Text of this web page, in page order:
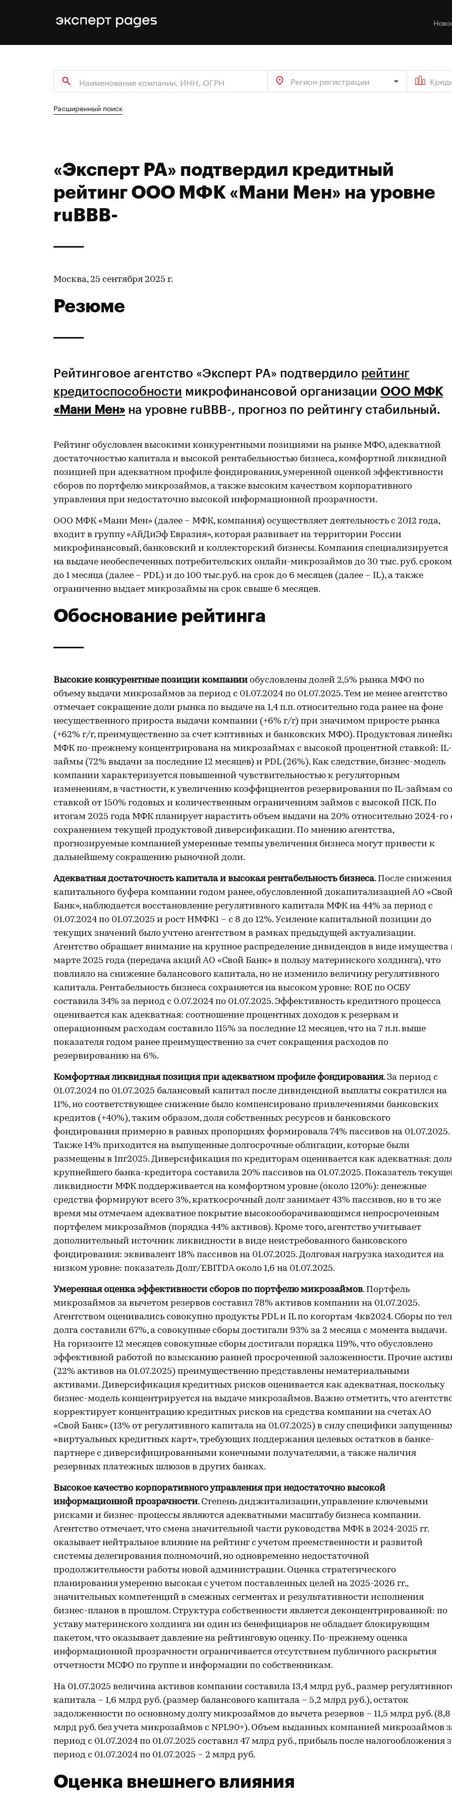
Регион регистрации
Расширенный поиск
«Эксперт РА» подтвердил кредитный
рейтинг ООО МФК «Мани Мен» на уровне
ruBBB-
Москва, 25 сентября 2025 г.
Резюме
Рейтинговое агентство «Эксперт РА» подтвердило рейтинг
кредитоспособности микрофинансовой организации ООО МФК
«Мани Мен» на уровне ruBBB-, прогноз по рейтингу стабильный.
Рейтинг обусловлен высокими конкурентными позициями на рынке МФО, адекватной
достаточностью капитала и высокой рентабельностью бизнеса, комфортной ликвидной
позицией при адекватном профиле фондирования, умеренной оценкой эффективности
сборов по портфелю микрозаймов, а также высоким качеством корпоративного
управления при недостаточно высокой информационной прозрачности.
ООО МФК «Мани Мен» (далее – МФК, компания) осуществляет деятельность с 2012 года,
входит в группу «АйДиЭф Евразия», которая развивает на территории России
микрофинансовый, банковский и коллекторский бизнесы. Компания специализируется
на выдаче необеспеченных потребительских онлайн-микрозаймов до 30 тыс. руб. сроком
до 1 месяца (далее – PDL) и до 100 тыс.руб. на срок до 6 месяцев (далее – IL), а также
ограниченно выдает микрозаймы на срок свыше 6 месяцев.
Обоснование рейтинга
Высокие конкурентные позиции компании обусловлены долей 2,5% рынка МФО по
объему выдачи микрозаймов за период с 01.07.2024 по 01.07.2025. Тем не менее агентство
отмечает сокращение доли рынка по выдаче на 1,4 п.п. относительно года ранее на фоне
несущественного прироста выдачи компании (+6% г/г) при значимом приросте рынка
(+62% г/г, преимущественно за счет кэптивных и банковских МФО). Продуктовая
МФК по-прежнему концентрирована на микрозаймах с высокой процентной ставкой: IL-
займы (72% выдачи за последние 12 месяцев) и PDL (26%). Как следствие, бизнес-модель
компании характеризуется повышенной чувствительностью к регуляторным
изменениям, в частности, к увеличению коэффициентов резервирования по IL-займам со
ставкой от 150% годовых и количественным ограничениям займов с высокой ПСК. По
итогам 2025 года МФК планирует нарастить объем выдачи на 20% относительно 2024-го
сохранением текущей продуктовой диверсификации. По мнению агентства,
прогнозируемые компанией умеренные темпы увеличения бизнеса могут привести к
дальнейшему сокращению рыночной доли.
Адекватная достаточность капитала и высокая рентабельность бизнеса. После снижения
капитального буфера компании годом ранее, обусловленной докапитализацией АО
Банк», наблюдается восстановление регулятивного капитала МФК на 44% за период с
01.07.2024 по 01.07.2025 и рост НМФК1 – с 8 до 12%. Усиление капитальной позиции до
текущих значений было учтено агентством в рамках предыдущей актуализации.
Агентство обращает внимание на крупное распределение дивидендов в виде имущества
марте 2025 года (передача акций АО «Свой Банк» в пользу материнского холдинга), что
повлияло на снижение балансового капитала, но не изменило величину регулятивного
капитала. Рентабельность бизнеса сохраняется на высоком уровне: ROE по ОСБУ
составила 34% за период с 0.07.2024 по 01.07.2025. Эффективность кредитного процесса
оценивается как адекватная: соотношение процентных доходов к резервам и
операционным расходам составило 115% за последние 12 месяцев, что на 7 п.п. выше
показателя годом ранее преимущественно за счет сокращения расходов по
резервированию на 6%.
Комфортная ликвидная позиция при адекватном профиле фондирования. За период с
01.07.2024 по 01.07.2025 балансовый капитал после дивидендной выплаты сократился на
11%, но соответствующее снижение было компенсировано привлечениями банковских
кредитов (+40%), таким образом, доля собственных ресурсов и банковского
фондирования примерно в равных пропорциях формировала 74% пассивов на 01.07.2025.
Также 14% приходится на выпущенные долгосрочные облигации, которые были
размещены в 1пг2025. Диверсификация по кредиторам оценивается как адекватная:
крупнейшего банка-кредитора составила 20% пассивов на 01.07.2025. Показатель
ликвидности МФК поддерживается на комфортном уровне (около 120%): денежные
средства формируют всего 3%, краткосрочный долг занимает 43% пассивов, но в то же
время мы отмечаем адекватное покрытие высокооборачивающимся непросроченным
портфелем микрозаймов (порядка 44% активов). Кроме того, агентство учитывает
дополнительный источник ликвидности в виде неистребованного банковского
фондирования: эквивалент 18% пассивов на 01.07.2025. Долговая нагрузка находится на
низком уровне: показатель Долг/EBITDA около 1,6 на 01.07.2025.
Умеренная оценка эффективности сборов по портфелю микрозаймов. Портфель
микрозаймов за вычетом резервов составил 78% активов компании на 01.07.2025.
Агентством оценивались совокупно продукты PDL и IL по когортам 4кв2024. Сборы по
долга составили 67%, а совокупные сборы достигали 93% за 2 месяца с момента выдачи.
На горизонте 12 месяцев совокупные сборы достигали порядка 119%, что обусловлено
эффективной работой по взысканию ранней просроченной заложенности. Прочие
(22% активов на 01.07.2025) преимущественно представлены нематериальными
активами. Диверсификация кредитных рисков оценивается как адекватная, поскольку
бизнес-модель концентрируется на выдаче микрозаймов. Важно отметить, что
корректирует концентрацию кредитных рисков на средства компании на счетах АО
«Свой Банк» (13% от регулятивного капитала на 01.07.2025) в силу специфики
«виртуальных кредитных карт», требующих поддержания целевых остатков в банке-
партнере с диверсифицированными конечными получателями, а также наличия
резервных платежных шлюзов в других банках.
Высокое качество корпоративного управления при недостаточно высокой
информационной прозрачности. Степень диджитализации, управление ключевыми
рисками и бизнес-процессы являются адекватными масштабу бизнеса компании.
Агентство отмечает, что смена значительной части руководства МФК в 2024-2025 гг.
оказывает нейтральное влияние на рейтинг с учетом преемственности и развитой
системы делегирования полномочий, но одновременно недостаточной
продолжительности работы новой администрации. Оценка стратегического
планирования умеренно высокая с учетом поставленных целей на 2025-2026 гг.,
значительных компетенций в смежных сегментах и результативности исполнения
бизнес-планов в прошлом. Структура собственности является деконцентрированной: по
уставу материнского холдинга ни один из бенефициаров не обладает блокирующим
пакетом, что оказывает давление на рейтинговую оценку. По-прежнему оценка
информационной прозрачности ограничивается отсутствием публичного раскрытия
отчетности МСФО по группе и информации по собственникам.
На 01.07.2025 величина активов компании составила 13,4 млрд руб., размер
капитала – 1,6 млрд руб. (размер балансового капитала – 5,2 млрд руб.), остаток
задолженности по основному долгу микрозаймов до вычета резервов – 11,5 млрд руб. (8,8
млрд руб. без учета микрозаймов с NPL90+). Объем выданных компанией микрозаймов
период с 01.07.2024 по 01.07.2025 составил 47 млрд руб., прибыль после налогообложения
период с 01.07.2024 по 01.07.2025 – 2 млрд руб.
Оценка внешнего влияния